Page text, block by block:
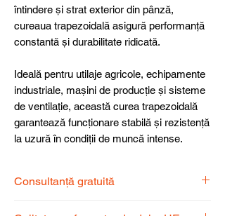
întindere și strat exterior din pânză,
cureaua trapezoidală asigură performanță
constantă și durabilitate ridicată.
Ideală pentru utilaje agricole, echipamente
industriale, mașini de producție și sisteme
de ventilație, această curea trapezoidală
garantează funcționare stabilă și rezistență
la uzură în condiții de muncă intense.
Consultanță gratuită